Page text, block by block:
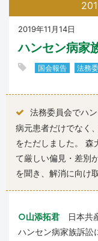
2019年11月14日
ハンセン病家
国会報告 法務
法務委員会でハ
病元患者だけでなく
をただしました。 森
て厳しい偏見・差別
を聞き、解消に向け
○山添拓君 日本共
ハンセン病家族訴訟